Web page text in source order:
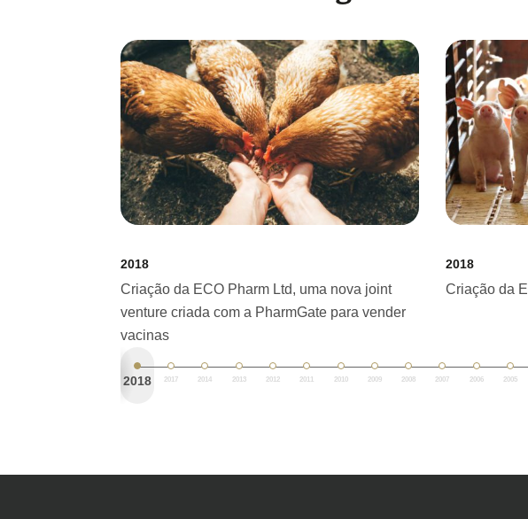
2018
Criação da ECO Pharm Ltd, uma nova joint
venture criada com a PharmGate para vender
vacinas
2018
Criação da
2018 2017 2014 2013 2012 2011 2010 2009 2008 2007 2006 2005